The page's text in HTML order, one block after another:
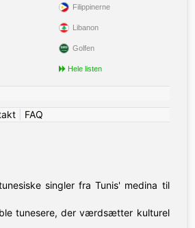
Filippinerne
Libanon
Golfen
Hele listen
FAQ
singler fra Tunis' medina til
tunesere, der værdsætter kulturel